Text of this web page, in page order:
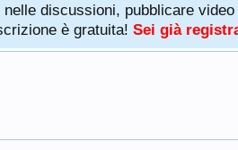
discussioni, pubblicare
è gratuita! Sei già